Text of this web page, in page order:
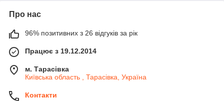
Про нас
96% позитивних з 26 відгуків за рік
Працює з 19.12.2014
м. Тарасівка
Київська область , Тарасівка, Україна
Контакти